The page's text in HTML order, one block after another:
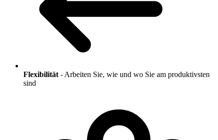
Flexibilität-Arbeiten Sie, wie und wo Sie am produktivsten
sind